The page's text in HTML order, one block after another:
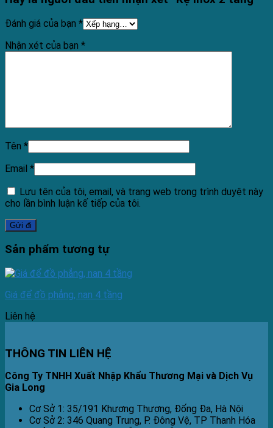
Đánh giá của bạn *
Nhận xét của bạn *
Tên *
Email *
Lưu tên của tôi, email, và trang web trong trình duyệt này
cho lần bình luận kế tiếp của tôi.
Sản phẩm tương tự
Giá để đồ phẳng, nan 4 tầng
Liên hệ
THÔNG TIN LIÊN HỆ
Công Ty TNHH Xuất Nhập Khẩu Thương Mại và Dịch Vụ
Gia Long
Cơ Sở 1: 35/191 Khương Thượng, Đống Đa, Hà Nội
Cơ Sở 2: 346 Quang Trung, P. Đông Vệ, TP Thanh Hóa